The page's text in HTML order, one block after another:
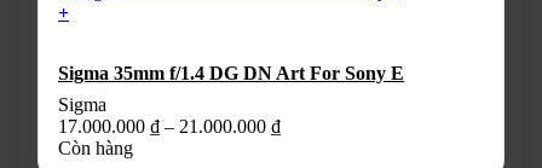
+
này
có
nhiều
biến
Sigma 35mm f/1.4 DG DN Art For Sony E
Sigma
17.000.000 ₫ – 21.000.000 ₫Khoảng
Còn hàng